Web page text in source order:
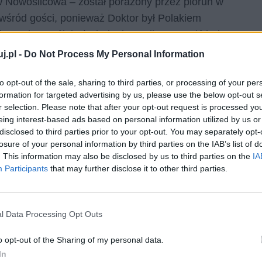
- Do Not Process My Personal Information
opt-out of the sale, sharing to third parties, or processing of your
for targeted advertising by us, please use the below opt-out
selection. Please note that after your opt-out request is processed
interest-based ads based on personal information utilized by us
to third parties prior to your opt-out. You may separately
of your personal information by third parties on the IAB’s list of
This information may also be disclosed by us to third parties on the
Participants that may further disclose it to other third parties.
Data Processing Opt Outs
opt-out of the Sharing of my personal data.
gości, ponieważ Doktor był Polakiem
traci nastrój, każe jednak na siłę wznowić bal,
konstrukcję psychiczną i moralną wszystkich ludzi
Nowosilcow jest człowiekiem do cna przeżartym
oraz chęć przypodobania się carowi. Jest w
niewinnych ludzi, byle tylko odkryć nieistniejący
dla niego luksus, który utracił wyjeżdżając z
prostych ludzi, domagających się